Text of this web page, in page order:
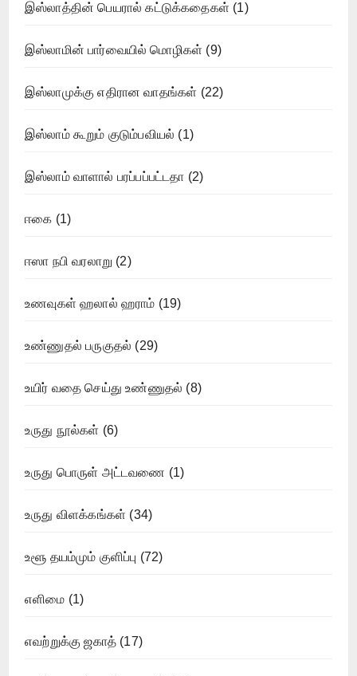
இஸ்லாத்தின் பெயரால் கட்டுக்கதைகள் (1)
இஸ்லாமின் பார்வையில் மொழிகள் (9)
இஸ்லாமுக்கு எதிரான வாதங்கள் (22)
இஸ்லாம் கூறும் குடும்பவியல் (1)
இஸ்லாம் வாளால் பரப்பப்பட்டதா (2)
ஈகை (1)
ஈஸா நபி வரலாறு (2)
உணவுகள் ஹலால் ஹராம் (19)
உண்ணுதல் பருகுதல் (29)
உயிர் வதை செய்து உண்ணுதல் (8)
உருது நூல்கள் (6)
உருது பொருள் அட்டவணை (1)
உருது விளக்கங்கள் (34)
உளூ தயம்மும் குளிப்பு (72)
எளிமை (1)
எவற்றுக்கு ஜகாத் (17)